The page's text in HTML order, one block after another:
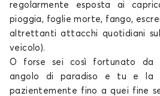
Telo copriauto per MG
regolarmente esposta ai
pioggia, foglie morte, fango,
altrettanti attacchi quotidiani
veicolo).
O forse sei così fortunato da
angolo di paradiso e tu e
pazientemente fino a quei fine